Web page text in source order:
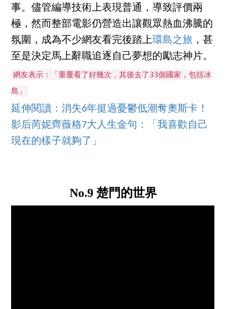
事。儘管編導技術上表現普通，導致評價兩
極，然而整部電影仍營造出讓觀眾熱血沸騰的
氛圍，成為不少網友看完後踏上環島之旅 ，甚
至是決定馬上辭職追逐自己夢想的勵志神片。
網友表示：「重覆看了好幾次，其後去了33個國家，包括冰
島」
延伸閱讀：消失6年挺過憂鬱低潮奪奧斯卡！
影后芮妮齊薇格7大人生金句：「我喜歡自己
現在的樣子就夠了」
No.9 楚門的世界